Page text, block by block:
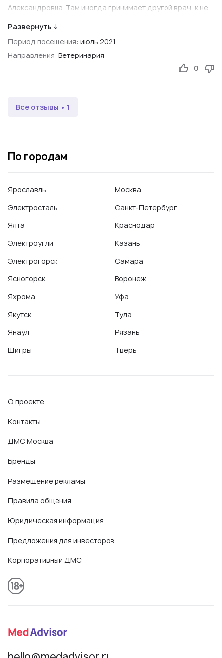
Александровна. Там иногда принимает другой врач, к ней
Ссылка на первоисточник
Facebook, 2021
Развернуть ↓
Период посещения: июль 2021
Направления: Ветеринария
0
Все отзывы • 1
По городам
Ярославль
Электросталь
Ялта
Электроугли
Электрогорск
Ясногорск
Яхрома
Якутск
Янаул
Щигры
Москва
Санкт-Петербург
Краснодар
Казань
Самара
Воронеж
Уфа
Тула
Рязань
Тверь
О проекте
Контакты
ДМС Москва
Бренды
Размещение рекламы
Правила общения
Юридическая информация
Предложения для инвесторов
Корпоративный ДМС